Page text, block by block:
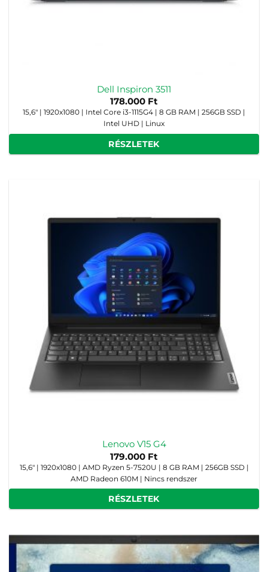
Dell Inspiron 3511
178.000 Ft
15,6" | 1920x1080 | Intel Core i3-1115G4 | 8 GB RAM | 256GB SSD |
Intel UHD | Linux
RÉSZLETEK
Lenovo V15 G4
179.000 Ft
15,6" | 1920x1080 | AMD Ryzen 5-7520U | 8 GB RAM | 256GB SSD |
AMD Radeon 610M | Nincs rendszer
RÉSZLETEK